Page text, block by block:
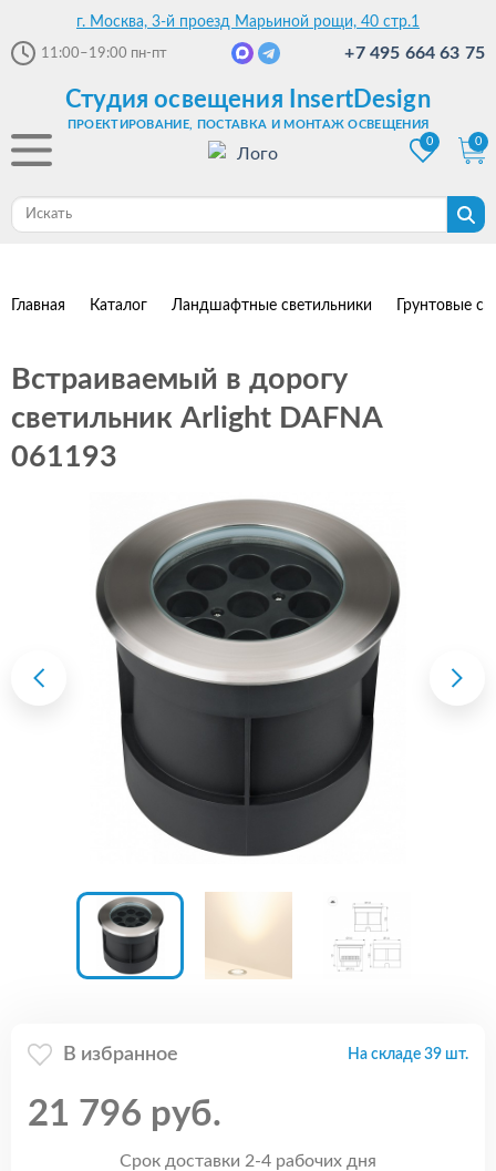
г. Москва, 3-й проезд Марьиной рощи, 40 стр.1
11:00–19:00 пн-пт +7 495 664 63 75
Студия освещения InsertDesign
ПРОЕКТИРОВАНИЕ, ПОСТАВКА И МОНТАЖ ОСВЕЩЕНИЯ
0
0
Главная Каталог Ландшафтные светильники Грунтовые
Встраиваемый в дорогу
светильник Arlight DAFNA
061193
В избранное На складе 39 шт.
21 796 руб.
Срок доставки 2-4 рабочих дня